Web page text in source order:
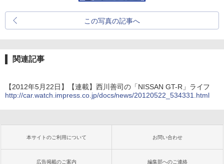
この写真の記事へ
関連記事
【2012年5月22日】【連載】西川善司の「NISSAN GT-R」ライフ
http://car.watch.impress.co.jp/docs/news/20120522_534331.html
本サイトのご利用について お問い合わせ
広告掲載のご案内 編集部へのご連絡